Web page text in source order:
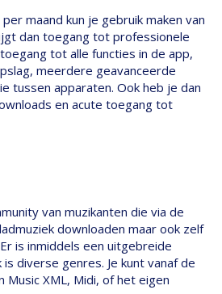
maand kun je gebruik maken van
dan toegang tot professionele
tot alle functies in de app,
meerdere geavanceerde
tussen apparaten. Ook heb je dan
en acute toegang tot
van muzikanten die via de
downloaden maar ook zelf
is inmiddels een uitgebreide
diverse genres. Je kunt vanaf de
Music XML, Midi, of het eigen